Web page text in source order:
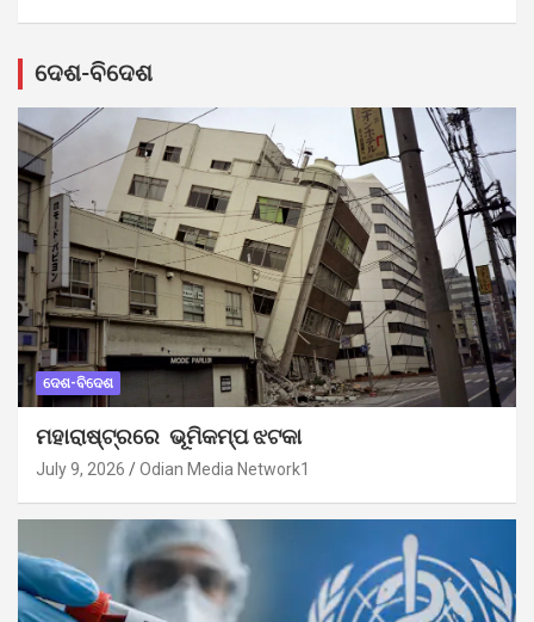
ଦେଶ-ବିଦେଶ
ଦେଶ-ବିଦେଶ
ମହାରାଷ୍ଟ୍ରରେ ଭୂମିକମ୍ପ ଝଟକା
July 9, 2026 Odian Media Network1